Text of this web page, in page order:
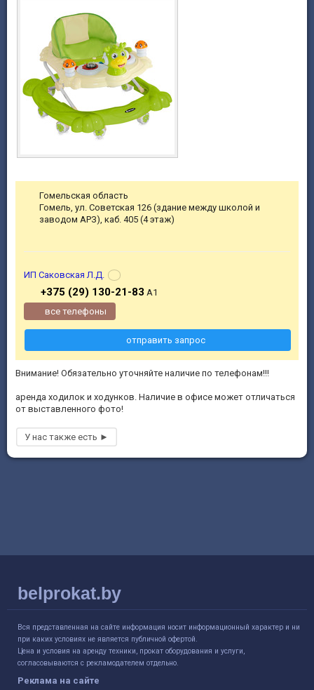
Внимание! Обязательно уточняйте наличие по телефонам!!!
аренда ходилок и ходунков. Наличие в офисе может отличаться
от выставленного фото!
Гомельская область
Гомель, ул. Советская 126 (здание между школой и
заводом АРЗ), каб. 405 (4 этаж)
ИП Саковская Л.Д.
+375 (29) 130-21-83 А1
все телефоны
отправить запрос
belprokat.by
Вся представленная на сайте информация носит информационный характер и ни
при каких условиях не является публичной офертой.
Цена и условия на аренду техники, прокат оборудования и услуги,
согласовываются с рекламодателем отдельно.
Реклама на сайте